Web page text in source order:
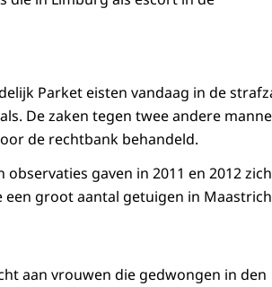
Parket eisten vandaag in de
De zaken tegen twee andere
de rechtbank behandeld.
gaven in 2011 en 2012
groot aantal getuigen in
aan vrouwen die gedwongen in